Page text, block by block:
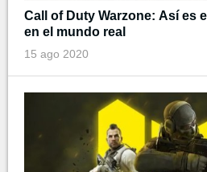
Call of Duty Warzone: Así es
en el mundo real
15 ago 2020